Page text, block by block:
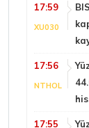
17:59
XU030
17:56
NTHOL
17:55